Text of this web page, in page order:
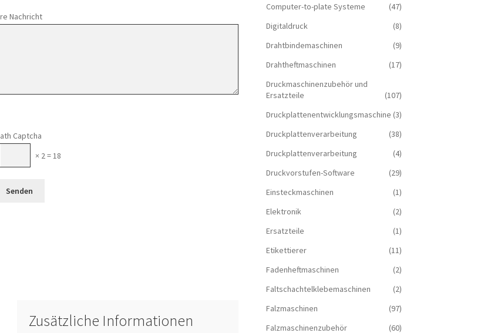
Nachricht
Captcha
× 2 = 18
Zusätzliche Informationen
Computer-to-plate Systeme
(47)
Digitaldruck
(8)
Drahtbindemaschinen
(9)
Drahtheftmaschinen
(17)
Druckmaschinenzubehör und
Ersatzteile
(107)
Druckplattenentwicklungsmaschine (3)
Druckplattenverarbeitung
(38)
Druckplattenverarbeitung
(4)
Druckvorstufen-Software
(29)
Einsteckmaschinen
(1)
Elektronik
(2)
Ersatzteile
(1)
Etikettierer
(11)
Fadenheftmaschinen
(2)
Faltschachtelklebemaschinen
(2)
Falzmaschinen
(97)
Falzmaschinenzubehör
(60)